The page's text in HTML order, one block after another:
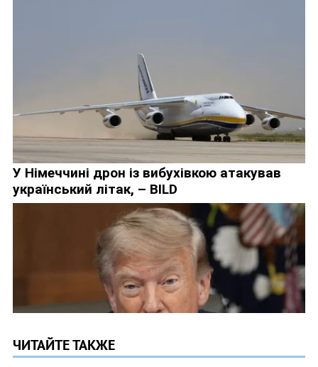
ЧИТАЙТЕ ТАКЖЕ